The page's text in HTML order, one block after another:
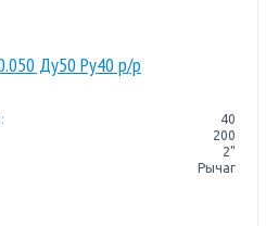
Ду50 Pу40 р/р
40
200
2"
Рычаг